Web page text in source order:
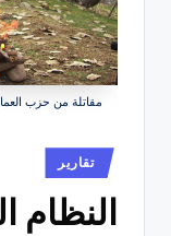
مقاتلة من حزب
نُشر
في
تقارير